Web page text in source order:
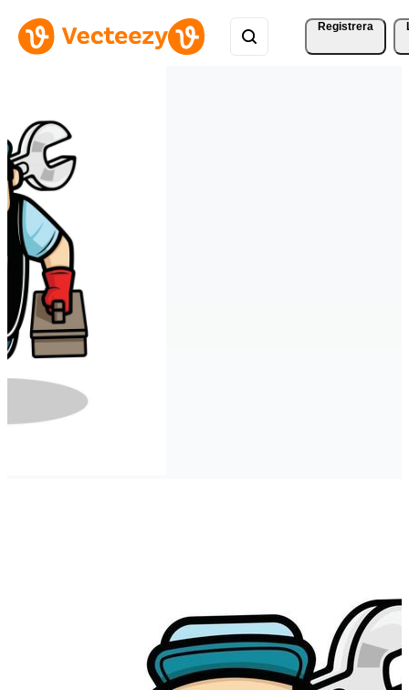
Registrera